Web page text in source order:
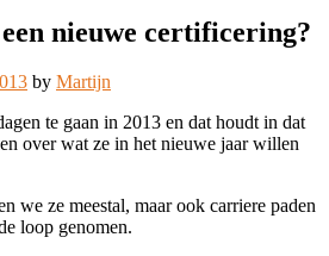
nieuwe certificering?
by Martijn
te gaan in 2013 en dat houdt in dat
over wat ze in het nieuwe jaar willen
we ze meestal, maar ook carriere paden
loop genomen.